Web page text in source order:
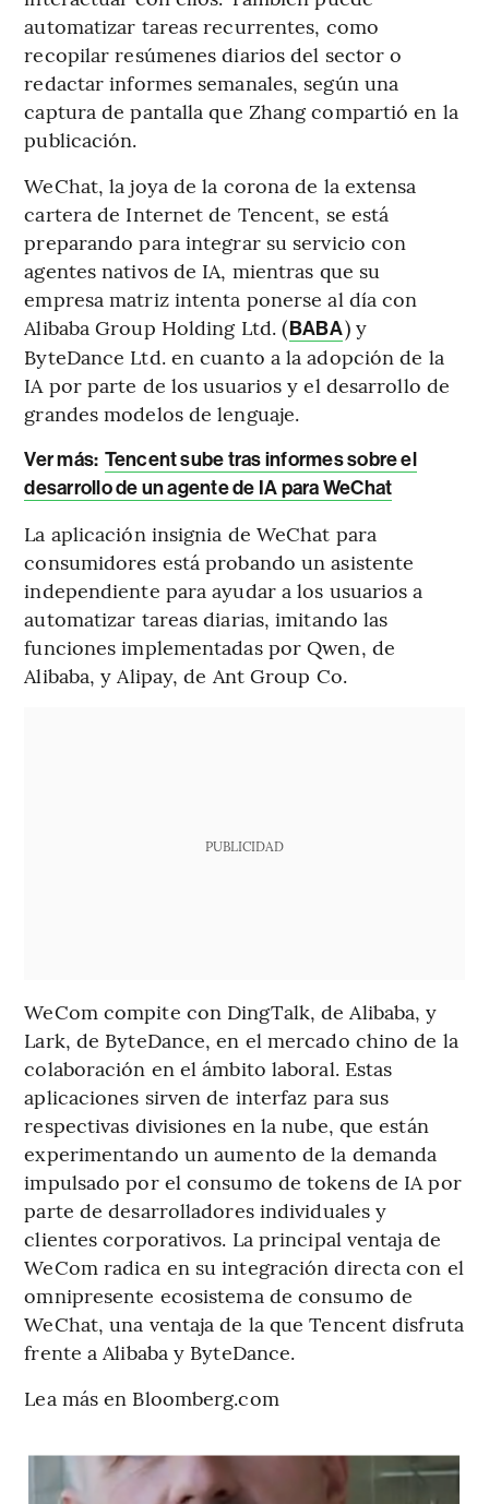
automatizar tareas recurrentes, como
recopilar resúmenes diarios del sector o
redactar informes semanales, según una
captura de pantalla que Zhang compartió en la
publicación.
WeChat, la joya de la corona de la extensa
cartera de Internet de Tencent, se está
preparando para integrar su servicio con
agentes nativos de IA, mientras que su
empresa matriz intenta ponerse al día con
Alibaba Group Holding Ltd. (BABA) y
ByteDance Ltd. en cuanto a la adopción de la
IA por parte de los usuarios y el desarrollo de
grandes modelos de lenguaje.
Ver más: Tencent sube tras informes sobre el
desarrollo de un agente de IA para WeChat
La aplicación insignia de WeChat para
consumidores está probando un asistente
independiente para ayudar a los usuarios a
automatizar tareas diarias, imitando las
funciones implementadas por Qwen, de
Alibaba, y Alipay, de Ant Group Co.
PUBLICIDAD
WeCom compite con DingTalk, de Alibaba, y
Lark, de ByteDance, en el mercado chino de la
colaboración en el ámbito laboral. Estas
aplicaciones sirven de interfaz para sus
respectivas divisiones en la nube, que están
experimentando un aumento de la demanda
impulsado por el consumo de tokens de IA por
parte de desarrolladores individuales y
clientes corporativos. La principal ventaja de
WeCom radica en su integración directa con el
omnipresente ecosistema de consumo de
WeChat, una ventaja de la que Tencent disfruta
frente a Alibaba y ByteDance.
Lea más en Bloomberg.com